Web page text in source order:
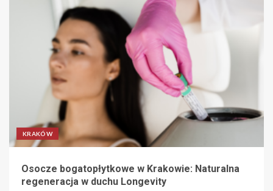
KRAKÓW
Osocze bogatopłytkowe w Krakowie: Naturalna
regeneracja w duchu Longevity